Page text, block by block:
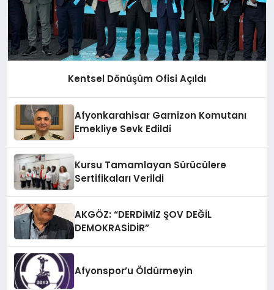
Kentsel Dönüşüm Ofisi Açıldı
Afyonkarahisar Garnizon Komutanı
Emekliye Sevk Edildi
Kursu Tamamlayan Sürücülere
Sertifikaları Verildi
AKGÖZ: “DERDİMİZ ŞOV DEĞİL
DEMOKRASİDİR”
Afyonspor’u Öldürmeyin